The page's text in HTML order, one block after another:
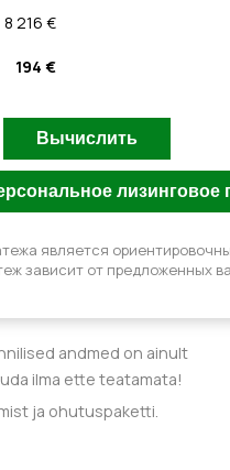
8 216 €
194 €
является
зависит от предложенных
andmed on ainult
ilma ette teatamata!
ja ohutuspaketti.